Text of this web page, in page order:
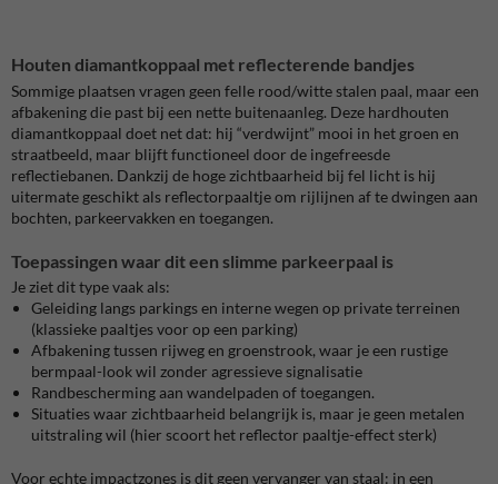
Houten diamantkoppaal met reflecterende bandjes
Sommige plaatsen vragen geen felle rood/witte stalen paal, maar een
afbakening die past bij een nette buitenaanleg. Deze hardhouten
diamantkoppaal doet net dat: hij “verdwijnt” mooi in het groen en
straatbeeld, maar blijft functioneel door de ingefreesde
reflectiebanen. Dankzij de hoge zichtbaarheid bij fel licht is hij
uitermate geschikt als reflectorpaaltje om rijlijnen af te dwingen aan
bochten, parkeervakken en toegangen.
Toepassingen waar dit een slimme parkeerpaal is
Je ziet dit type vaak als:
Geleiding langs parkings en interne wegen op private terreinen
(klassieke paaltjes voor op een parking)
Afbakening tussen rijweg en groenstrook, waar je een rustige
bermpaal-look wil zonder agressieve signalisatie
Randbescherming aan wandelpaden of toegangen.
Situaties waar zichtbaarheid belangrijk is, maar je geen metalen
uitstraling wil (hier scoort het reflector paaltje-effect sterk)
Voor echte impactzones is dit geen vervanger van staal: in een